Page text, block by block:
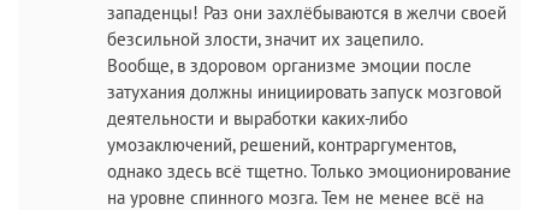
западенцы! Раз они захлёбываются в желчи своей
безсильной злости, значит их зацепило.
Вообще, в здоровом организме эмоции после
затухания должны инициировать запуск мозговой
деятельности и выработки каких-либо
умозаключений, решений, контраргументов,
однако здесь всё тщетно. Только эмоционирование
на уровне спинного мозга. Тем не менее всё на